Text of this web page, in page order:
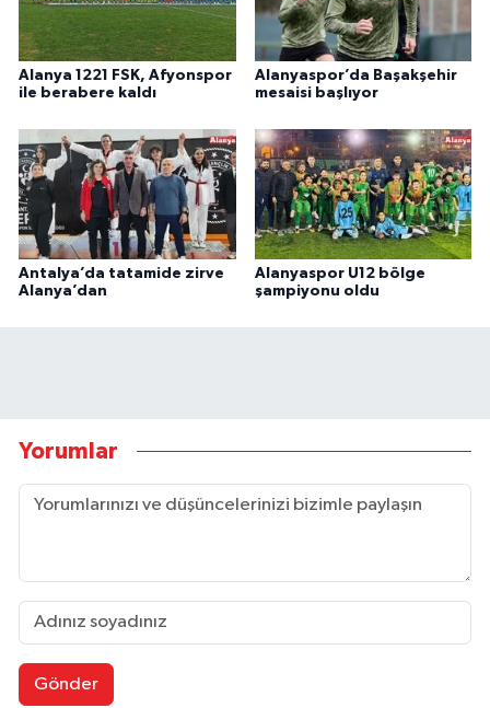
Alanya 1221 FSK, Afyonspor
ile berabere kaldı
Alanyaspor’da Başakşehir
mesaisi başlıyor
Antalya’da tatamide zirve
Alanya’dan
Alanyaspor U12 bölge
şampiyonu oldu
Yorumlar
Gönder